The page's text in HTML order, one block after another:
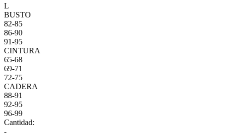
L
BUSTO
82-85
86-90
91-95
CINTURA
65-68
69-71
72-75
CADERA
88-91
92-95
96-99
Cantidad:
-